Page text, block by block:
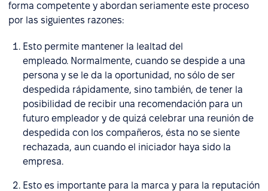
forma competente y abordan seriamente este proceso
por las siguientes razones:
Esto permite mantener la lealtad del
empleado. Normalmente, cuando se despide a una
persona y se le da la oportunidad, no sólo de ser
despedida rápidamente, sino también, de tener la
posibilidad de recibir una recomendación para un
futuro empleador y de quizá celebrar una reunión de
despedida con los compañeros, ésta no se siente
rechazada, aun cuando el iniciador haya sido la
empresa.
Esto es importante para la marca y para la reputación